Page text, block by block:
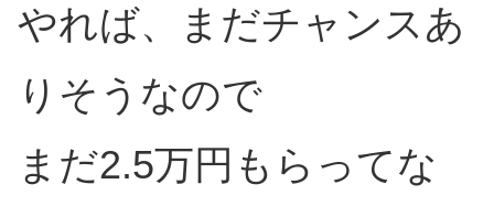
やれば、まだチャンスあ
りそうなので
まだ2.5万円もらってな